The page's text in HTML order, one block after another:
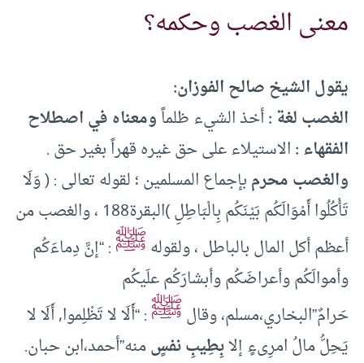
معنى الغصب وحكمه؟
يقول الشيخ صالح الفوزان:
الغصب لغة :أخذ الشيء ظلماًومعناه في اصطلاح
الفقهاء :الاستيلاء على حق غيره قهراً بغير حق .
والغصب محرمبإجماع المسلمين ؛ لقوله تعالى : ( وَلَا
تَأْكُلُوا أَمْوَالَكُم بَيْنَكُم بِالْبَاطِلِ )البقرة188 ، والغصب من
أعظم أكل المال بالباطل ، ولقولهﷺ: “إنَّ دِماءَكُم
وأموالَكُم وأعراضَكُم وأبشارَكُم علَيكُم
حَرامٌ”البخاري،مسلم، وقالﷺ: “أَلَا لا تَظْلِموا, أَلَا لا
يَحِلُّ مالُ امرِىءٍ إلابِطِيبِ نفسٍمنه”أحمد،ابن حبان.